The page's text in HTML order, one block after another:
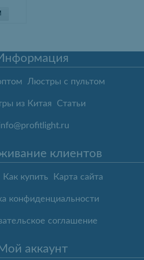
Люстры с пультом
из Китая Статьи
клиентов
Как купить Карта сайта
конфиденциальности
соглашение
аккаунт